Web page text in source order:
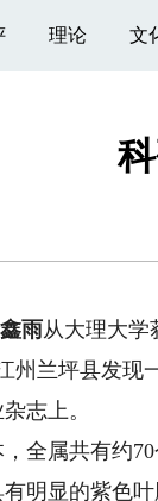
理论 文
雨从大理大学
州兰坪县发
志上。
属共有约70
明显的紫色